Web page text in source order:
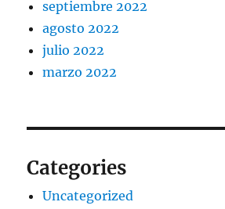
septiembre 2022
agosto 2022
julio 2022
marzo 2022
Categories
Uncategorized